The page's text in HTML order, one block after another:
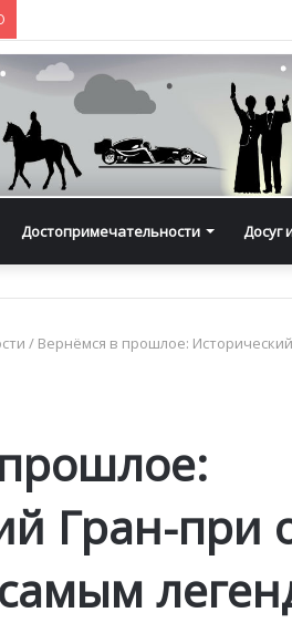
Достопримечательности Досуг
/ Вернёмся в прошлое:
Гран-при